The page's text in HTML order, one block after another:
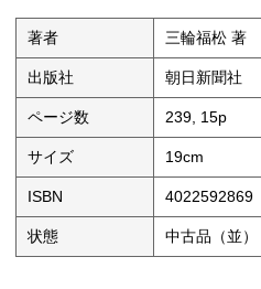
著者 三輪福松 著
出版社 朝日新聞社
ページ数 239, 15p
サイズ 19cm
ISBN 4022592869
状態 中古品（並）